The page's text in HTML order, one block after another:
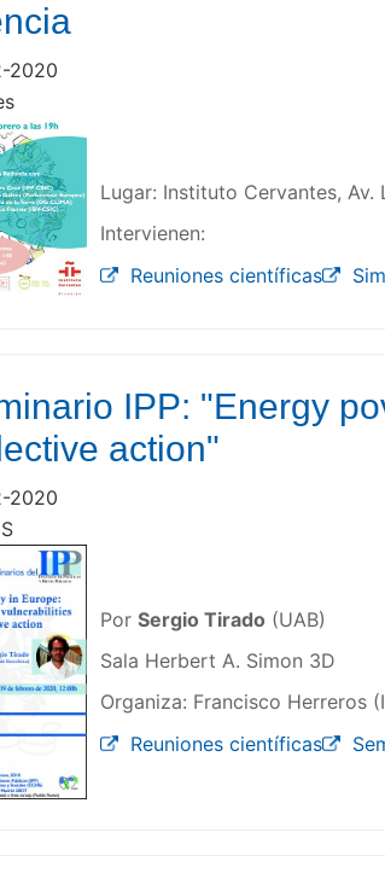
2020
Lugar: Instituto Cervantes, Av.
Intervienen:
Reuniones científicas
IPP: "Energy
action"
2020
PorSergio Tirado (UAB)
Sala Herbert A. Simon 3D
Organiza: Francisco Herreros
Reuniones científicas